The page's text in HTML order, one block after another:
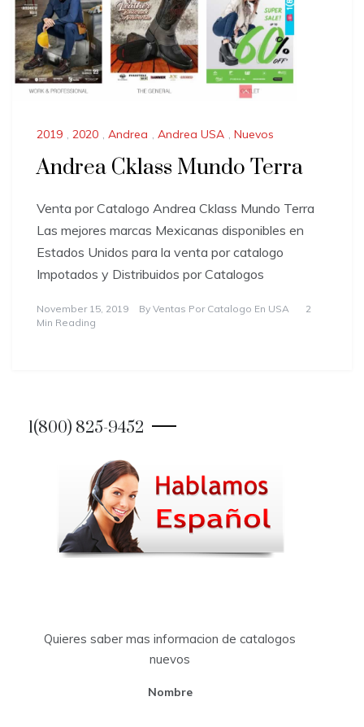
2019 , 2020 , Andrea , Andrea USA , Nuevos
Andrea Cklass Mundo Terra
Venta por Catalogo Andrea Cklass Mundo Terra
Las mejores marcas Mexicanas disponibles en
Estados Unidos para la venta por catalogo
Impotados y Distribuidos por Catalogos
November 15, 2019 By Ventas Por Catalogo En USA
2
Min Reading
1(800) 825-9452
Quieres saber mas informacion de catalogos
nuevos
Nombre